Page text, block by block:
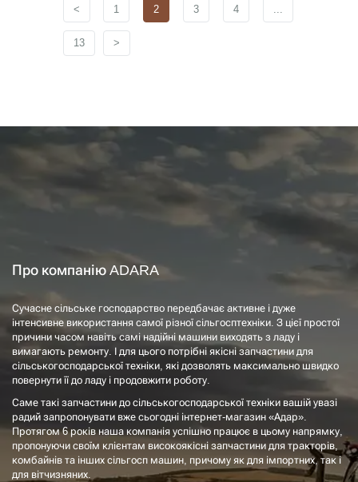
< 1 2 3 4 ...
13 >
Про компанію ADARA
Сучасне сільське господарство передбачає активне і дуже
інтенсивне використання самої різної сільгосптехніки. З цієї простої
причини часом навіть самі надійні машини виходять з ладу і
вимагають ремонту. І для цього потрібні якісні запчастини для
сільськогосподарської техніки, які дозволять максимально швидко
повернути її до ладу і продовжити роботу.
Саме такі запчастини до сільськогосподарської техніки вашій увазі
радий запропонувати вже сьогодні інтернет-магазин «Адар».
Протягом 6 років наша компанія успішно працює в цьому напрямку,
пропонуючи своїм клієнтам високоякісні запчастини для тракторів,
комбайнів та інших сільгосп машин, причому як для імпортних, так і
для вітчизняних.